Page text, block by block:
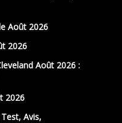
Août 2026
2026
Août 2026 :
2026
Avis,